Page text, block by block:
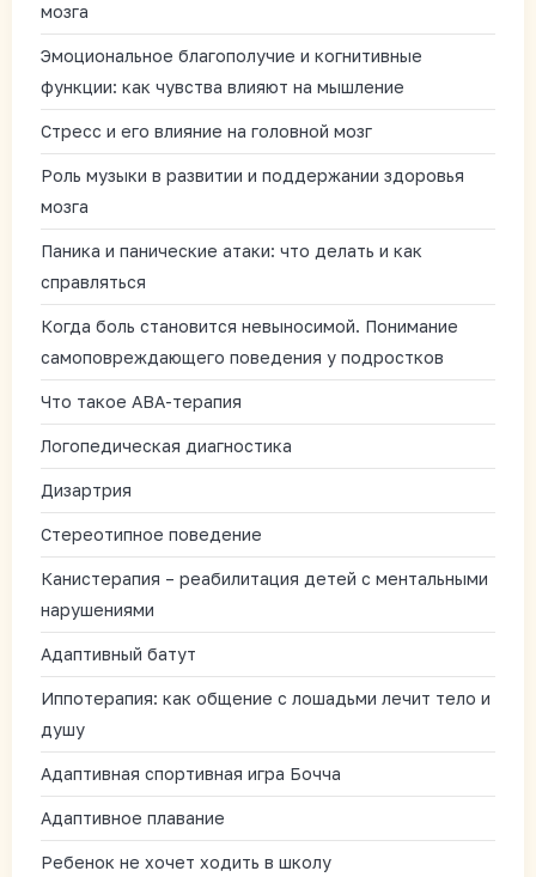
мозга
Эмоциональное благополучие и когнитивные
функции: как чувства влияют на мышление
Стресс и его влияние на головной мозг
Роль музыки в развитии и поддержании здоровья
мозга
Паника и панические атаки: что делать и как
справляться
Когда боль становится невыносимой. Понимание
самоповреждающего поведения у подростков
Что такое АВА-терапия
Логопедическая диагностика
Дизартрия
Стереотипное поведение
Канистерапия – реабилитация детей с ментальными
нарушениями
Адаптивный батут
Иппотерапия: как общение с лошадьми лечит тело и
душу
Адаптивная спортивная игра Бочча
Адаптивное плавание
Ребенок не хочет ходить в школу